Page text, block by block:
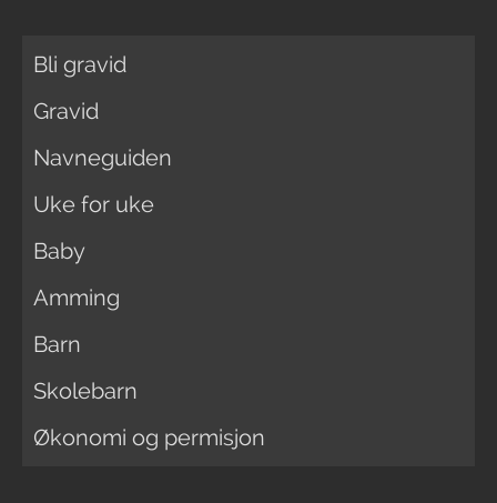
Bli gravid
Gravid
Navneguiden
Uke for uke
Baby
Amming
Barn
Skolebarn
Økonomi og permisjon